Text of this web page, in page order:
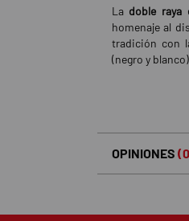
La doble raya
homenaje al
tradición con
(negro y
OPINIONES